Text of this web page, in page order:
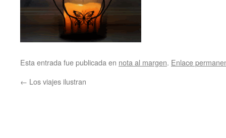
Esta entrada fue publicada en nota al margen. Enlace
← Los viajes ilustran